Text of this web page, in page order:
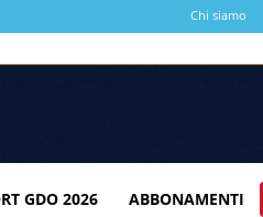
Chi siamo
GDO 2026 ABBONAMENTI